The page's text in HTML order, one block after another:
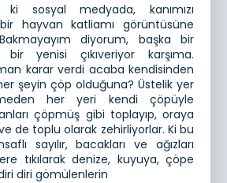
sosyal medyada, kanımızı
hayvan katliamı görüntüsüne
diyorum, başka bir
yenisi çıkıveriyor karşıma.
karar verdi acaba kendisinden
şeyin çöp olduğuna? Üstelik yer
her yeri kendi çöpüyle
çöpmüş gibi toplayıp, oraya
de toplu olarak zehirliyorlar. Ki bu
sayılır, bacakları ve ağızları
tıkılarak denize, kuyuya, çöpe
diri gömülenlerin